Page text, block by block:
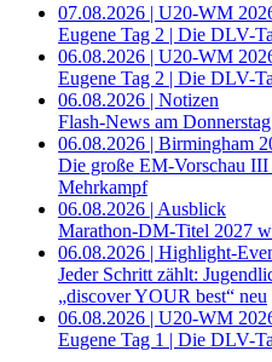
07.08.2026 | U20-WM
Eugene Tag 2 | Die DLV-
06.08.2026 | U20-WM
Eugene Tag 2 | Die DLV-
06.08.2026 | Notizen
Flash-News am Donnerstag
06.08.2026 | Birmingham
Die große EM-Vorschau III
Mehrkampf
06.08.2026 | Ausblick
Marathon-DM-Titel 2027
06.08.2026 | Highlight-
Jeder Schritt zählt:
„discover YOUR best“ neu
06.08.2026 | U20-WM
Eugene Tag 1 | Die DLV-